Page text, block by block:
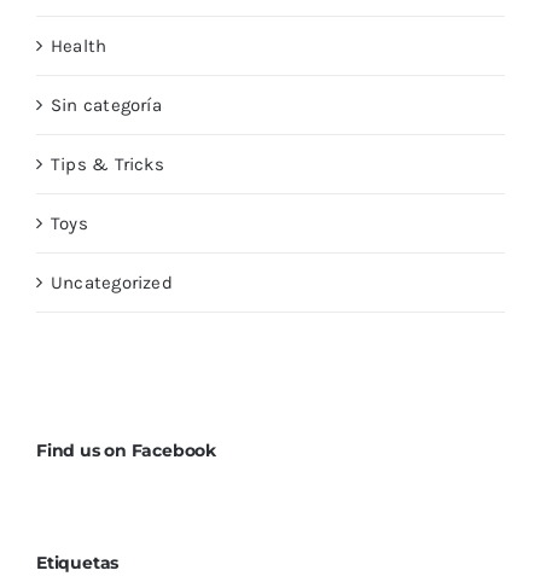
Health
Sin categoría
Tips & Tricks
Toys
Uncategorized
Find us on Facebook
Etiquetas